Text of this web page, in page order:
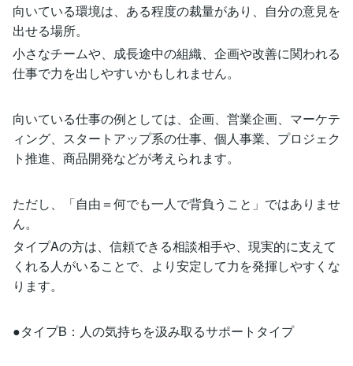
向いている環境は、ある程度の裁量があり、自分の意見を
出せる場所。
小さなチームや、成長途中の組織、企画や改善に関われる
仕事で力を出しやすいかもしれません。
向いている仕事の例としては、企画、営業企画、マーケテ
ィング、スタートアップ系の仕事、個人事業、プロジェク
ト推進、商品開発などが考えられます。
ただし、「自由＝何でも一人で背負うこと」ではありませ
ん。
タイプAの方は、信頼できる相談相手や、現実的に支えて
くれる人がいることで、より安定して力を発揮しやすくな
ります。
●タイプB：人の気持ちを汲み取るサポートタイプ